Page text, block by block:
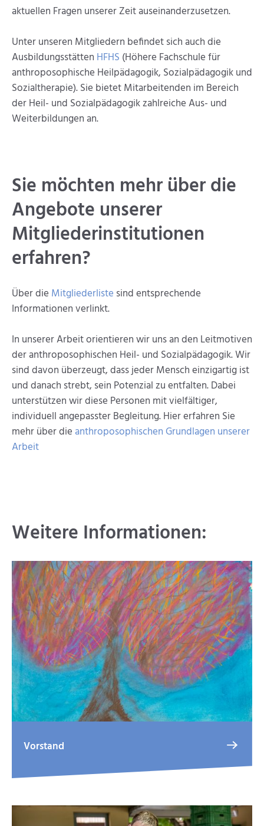
aktuellen Fragen unserer Zeit auseinanderzusetzen.
Unter unseren Mitgliedern befindet sich auch die
Ausbildungsstätten HFHS (Höhere Fachschule für
anthroposophische Heilpädagogik, Sozialpädagogik und
Sozialtherapie). Sie bietet Mitarbeitenden im Bereich
der Heil- und Sozialpädagogik zahlreiche Aus- und
Weiterbildungen an.
Sie möchten mehr über die
Ange­bote unserer
Mitglieder­institutionen
erfahren?
Über die Mitgliederliste sind entsprechende
Informationen verlinkt.
In unserer Arbeit orientieren wir uns an den Leitmotiven
der anthroposophischen Heil- und Sozialpädagogik. Wir
sind davon überzeugt, dass jeder Mensch einzigartig ist
und danach strebt, sein Potenzial zu entfalten. Dabei
unterstützen wir diese Personen mit vielfältiger,
individuell angepasster Begleitung. Hier erfahren Sie
mehr über dieanthroposophischen Grundlagen unserer
Arbeit
Weitere Informationen:
Vorstand